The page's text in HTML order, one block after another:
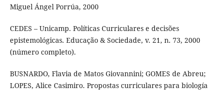
Miguel Ángel Porrúa, 2000
CEDES – Unicamp. Políticas Curriculares e decisões
epistemológicas. Educação & Sociedade, v. 21, n. 73, 2000
(número completo).
BUSNARDO, Flavia de Matos Giovannini; GOMES de Abreu;
LOPES, Alice Casimiro. Propostas curriculares para biología